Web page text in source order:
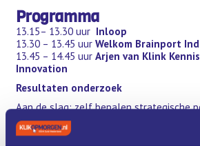
Programma
13.15– 13.30 uur Inloop
13.30 – 13.45 uur Welkom Brainport
13.45 – 14.45 uur Arjen van Klink
Innovation
Resultaten onderzoek
Aan de slag: zelf bepalen strategische
bedrijf
14.45– 15.30 uur